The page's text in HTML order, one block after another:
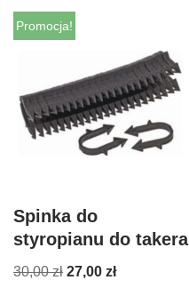
Promocja!
Spinka do
styropianu do takera
30,00zł 27,00 zł